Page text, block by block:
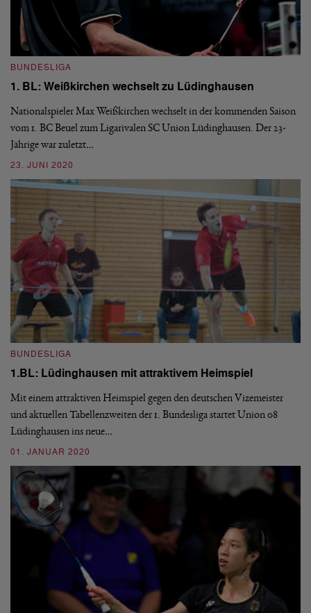
BUNDESLIGA
1. BL: Weißkirchen wechselt zu Lüdinghausen
Nationalspieler Max Weißkirchen wechselt in der kommenden Saison
vom 1. BC Beuel zum Ligarivalen SC Union Lüdinghausen. Der 23-
Jährige war zuletzt…
23. JUNI 2020
BUNDESLIGA
1.BL: Lüdinghausen mit attraktivem Heimspiel
Mit einem attraktiven Heimspiel gegen den deutschen Vizemeister
und aktuellen Tabellenzweiten der 1. Bundesliga startet Union 08
Lüdinghausen ins neue…
01. JANUAR 2020